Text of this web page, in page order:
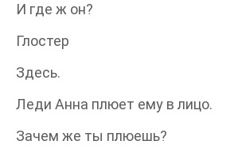
И где ж он?
Глостер
Здесь.
Леди Анна плюет ему в лицо.
Зачем же ты плюешь?